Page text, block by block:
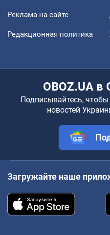
Реклама на сайте
Редакционная политика
OBOZ.UA в
Подписывайтесь,
новостей
Загружайте наше